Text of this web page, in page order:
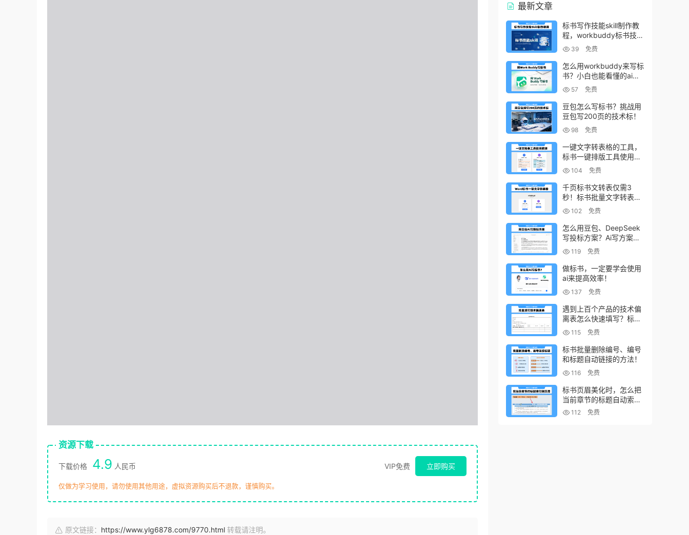
资源下载
下载价格 4.9 人民币 VIP免费 立即购买
仅做为学习使用，请勿使用其他用途，虚拟资源购买后不退款，谨慎购买。
原文链接： https://www.ylg6878.com/9770.html 转载请注明。
最新文章
标书写作技能skill制作教
程，workbuddy标书技能
生成教程
39 免费
怎么用workbuddy来写标
书？小白也能看懂的ai标
书写作方法！
57 免费
豆包怎么写标书？挑战用
豆包写200页的技术标！
98 免费
一键文字转表格的工具，
标书一键排版工具使用教
程 104 免费
千页标书文转表仅需3
秒！标书批量文字转表格
的小工具！
102 免费
怎么用豆包、DeepSeek
写投标方案？Ai写方案的
小技巧
119 免费
做标书，一定要学会使用
ai来提高效率！
137 免费
遇到上百个产品的技术偏
离表怎么快速填写？标书
制作技巧！
115 免费
标书批量删除编号、编号
和标题自动链接的方法！
116 免费
标书页眉美化时，怎么把
当前章节的标题自动索引
到页眉上？
112 免费